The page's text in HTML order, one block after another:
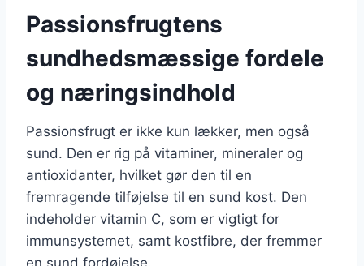
Passionsfrugtens
sundhedsmæssige fordele
og næringsindhold
Passionsfrugt er ikke kun lækker, men også
sund. Den er rig på vitaminer, mineraler og
antioxidanter, hvilket gør den til en
fremragende tilføjelse til en sund kost. Den
indeholder vitamin C, som er vigtigt for
immunsystemet, samt kostfibre, der fremmer
en sund fordøjelse.